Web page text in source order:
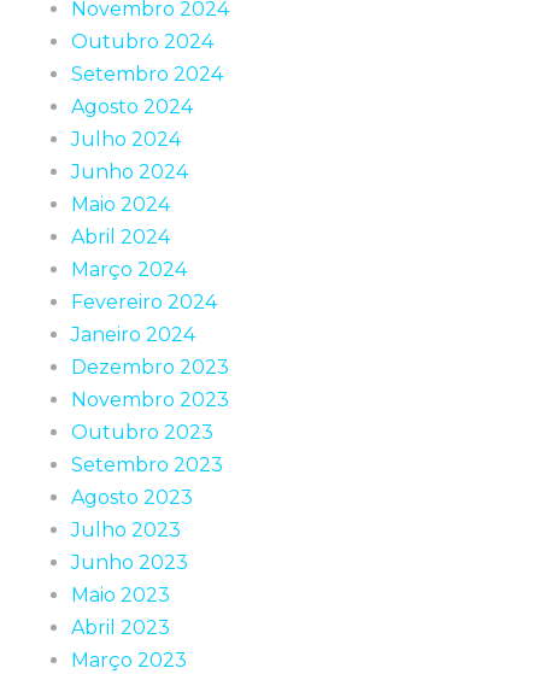
Novembro 2024
Outubro 2024
Setembro 2024
Agosto 2024
Julho 2024
Junho 2024
Maio 2024
Abril 2024
Março 2024
Fevereiro 2024
Janeiro 2024
Dezembro 2023
Novembro 2023
Outubro 2023
Setembro 2023
Agosto 2023
Julho 2023
Junho 2023
Maio 2023
Abril 2023
Março 2023